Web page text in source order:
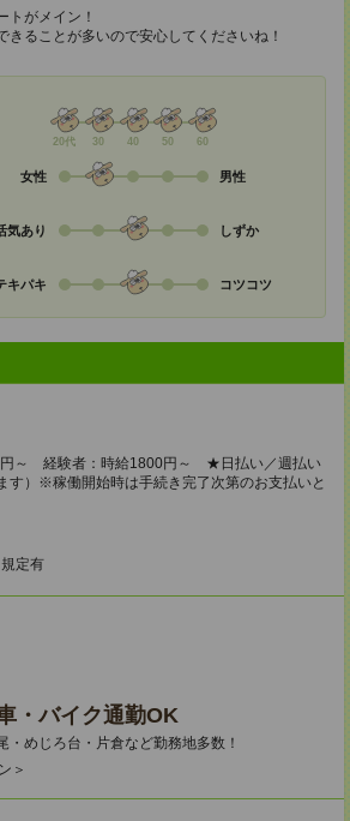
トがメイン！
きることが多いので安心してくださいね！
20代 30 40 50 60
女性 男性
気あり しずか
キパキ コツコツ
円～ 経験者：時給1800円～ ★日払い／週払い
す）※稼働開始時は手続き完了次第のお支払いと
定有
・バイク通勤OK
・めじろ台・片倉など勤務地多数！
＞